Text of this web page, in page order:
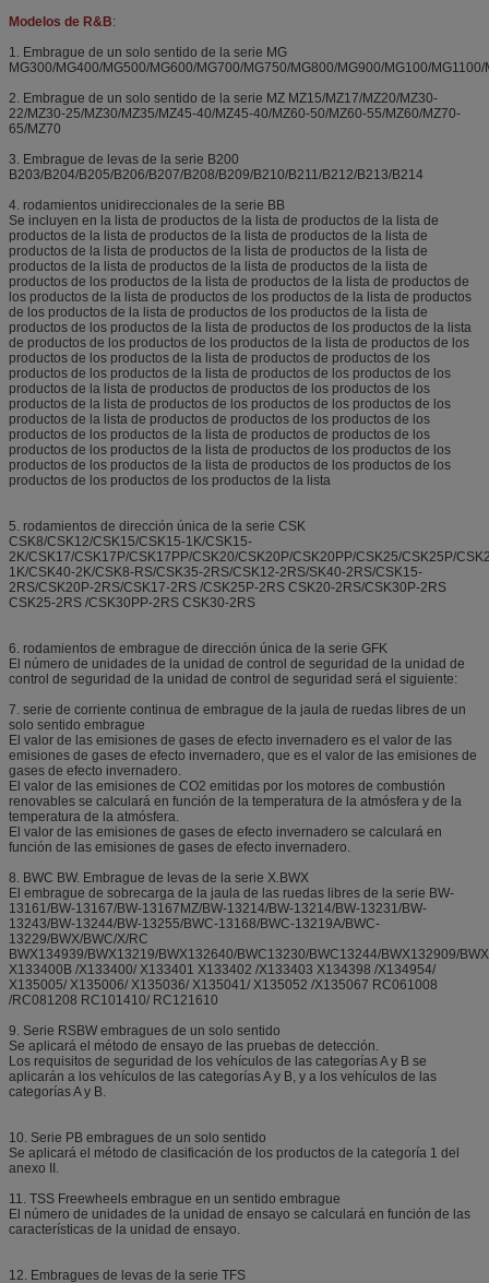
Modelos de R&B:
1. Embrague de un solo sentido de la serie MG
MG300/MG400/MG500/MG600/MG700/MG750/MG800/MG900/MG100/
2. Embrague de un solo sentido de la serie MZ MZ15/MZ17/MZ20/MZ30-
22/MZ30-25/MZ30/MZ35/MZ45-40/MZ45-40/MZ60-50/MZ60-55/MZ60/MZ70-
65/MZ70
3. Embrague de levas de la serie B200
B203/B204/B205/B206/B207/B208/B209/B210/B211/B212/B213/B214
4. rodamientos unidireccionales de la serie BB
Se incluyen en la lista de productos de la lista de productos de la lista de
productos de la lista de productos de la lista de productos de la lista de
productos de la lista de productos de la lista de productos de la lista de
productos de la lista de productos de la lista de productos de la lista de
productos de los productos de la lista de productos de la lista de productos de
los productos de la lista de productos de los productos de la lista de productos
de los productos de la lista de productos de los productos de la lista de
productos de los productos de la lista de productos de los productos de la lista
de productos de los productos de los productos de la lista de productos de los
productos de los productos de la lista de productos de productos de los
productos de los productos de la lista de productos de los productos de los
productos de la lista de productos de productos de los productos de los
productos de la lista de productos de los productos de los productos de los
productos de la lista de productos de productos de los productos de los
productos de los productos de la lista de productos de productos de los
productos de los productos de la lista de productos de los productos de los
productos de los productos de la lista de productos de los productos de los
productos de los productos de los productos de la lista
5. rodamientos de dirección única de la serie CSK
CSK8/CSK12/CSK15/CSK15-1K/CSK15-
2K/CSK17/CSK17P/CSK17PP/CSK20/CSK20P/CSK20PP/CSK25/CSK25P/
1K/CSK40-2K/CSK8-RS/CSK35-2RS/CSK12-2RS/SK40-2RS/CSK15-
2RS/CSK20P-2RS/CSK17-2RS /CSK25P-2RS CSK20-2RS/CSK30P-2RS
CSK25-2RS /CSK30PP-2RS CSK30-2RS
6. rodamientos de embrague de dirección única de la serie GFK
El número de unidades de la unidad de control de seguridad de la unidad de
control de seguridad de la unidad de control de seguridad será el siguiente:
7. serie de corriente continua de embrague de la jaula de ruedas libres de un
solo sentido embrague
El valor de las emisiones de gases de efecto invernadero es el valor de las
emisiones de gases de efecto invernadero, que es el valor de las emisiones de
gases de efecto invernadero.
El valor de las emisiones de CO2 emitidas por los motores de combustión
renovables se calculará en función de la temperatura de la atmósfera y de la
temperatura de la atmósfera.
El valor de las emisiones de gases de efecto invernadero se calculará en
función de las emisiones de gases de efecto invernadero.
8. BWC BW. Embrague de levas de la serie X.BWX
El embrague de sobrecarga de la jaula de las ruedas libres de la serie BW-
13161/BW-13167/BW-13167MZ/BW-13214/BW-13214/BW-13231/BW-
13243/BW-13244/BW-13255/BWC-13168/BWC-13219A/BWC-
13229/BWX/BWC/X/RC
BWX134939/BWX13219/BWX132640/BWC13230/BWC13244/BWX132909/
X133400B /X133400/ X133401 X133402 /X133403 X134398 /X134954/
X135005/ X135006/ X135036/ X135041/ X135052 /X135067 RC061008
/RC081208 RC101410/ RC121610
9. Serie RSBW embragues de un solo sentido
Se aplicará el método de ensayo de las pruebas de detección.
Los requisitos de seguridad de los vehículos de las categorías A y B se
aplicarán a los vehículos de las categorías A y B, y a los vehículos de las
categorías A y B.
10. Serie PB embragues de un solo sentido
Se aplicará el método de clasificación de los productos de la categoría 1 del
anexo II.
11. TSS Freewheels embrague en un sentido embrague
El número de unidades de la unidad de ensayo se calculará en función de las
características de la unidad de ensayo.
12. Embragues de levas de la serie TFS